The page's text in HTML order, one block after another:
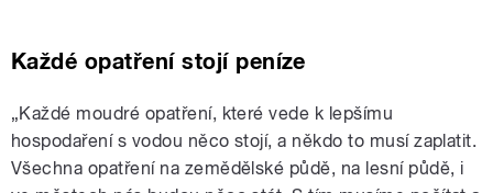
Každé opatření stojí peníze
„Každé moudré opatření, které vede k lepšímu
hospodaření s vodou něco stojí, a někdo to musí zaplatit.
Všechna opatření na zemědělské půdě, na lesní půdě, i